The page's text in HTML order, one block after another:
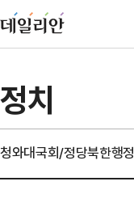
정치
청와대국회/정당북한행정